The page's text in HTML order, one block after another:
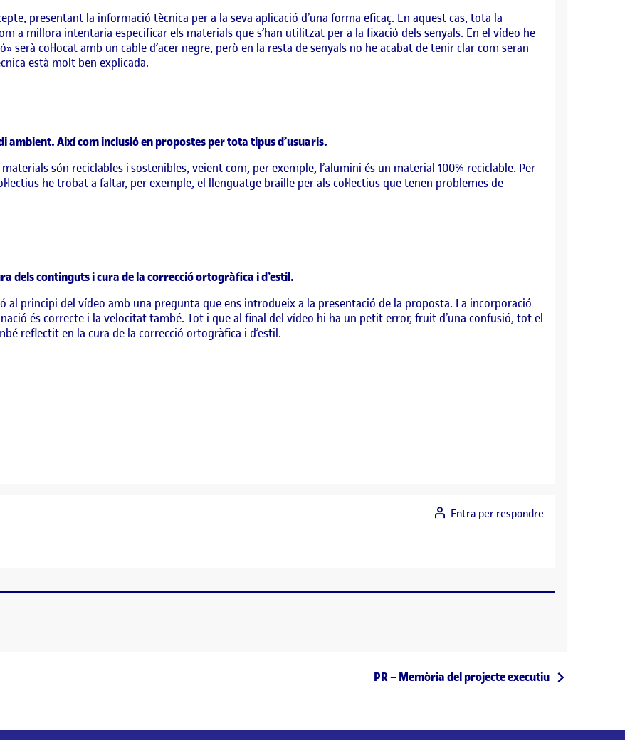
presentant la informació tècnica per a la seva aplicació d’una forma eficaç. En aquest cas, tota la
a millora intentaria especificar els materials que s’han utilitzat per a la fixació dels senyals. En el vídeo he
serà col·locat amb un cable d’acer negre, però en la resta de senyals no he acabat de tenir clar com seran
està molt ben explicada.
ambient. Així com inclusió en propostes per tota tipus d’usuaris.
són reciclables i sostenibles, veient com, per exemple, l’alumini és un material 100% reciclable. Per
he trobat a faltar, per exemple, el llenguatge braille per als col·lectius que tenen problemes de
dels continguts i cura de la correcció ortogràfica i d’estil.
al principi del vídeo amb una pregunta que ens introdueix a la presentació de la proposta. La incorporació
és correcte i la velocitat també. Tot i que al final del vídeo hi ha un petit error, fruit d’una confusió, tot el
reflectit en la cura de la correcció ortogràfica i d’estil.
Entra per respondre
Entrada següent
PR – Memòria del projecte executiu